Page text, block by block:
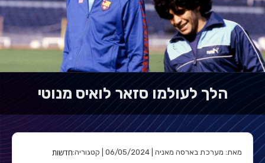
הלך לעולמו סזאר לואיס מנוטי
מאת: מערכת בארסה מאניה | 06/05/2024 | קטגוריה: חדשות